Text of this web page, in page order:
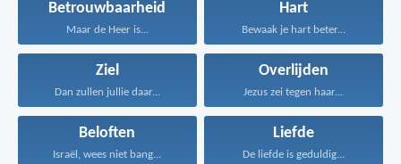
Betrouwbaarheid
Maar de Heer is...
Hart
Bewaak je hart beter...
Ziel
Dan zullen jullie daar...
Overlijden
Jezus zei tegen haar...
Beloften
Israël, wees niet bang...
Liefde
De liefde is geduldig...